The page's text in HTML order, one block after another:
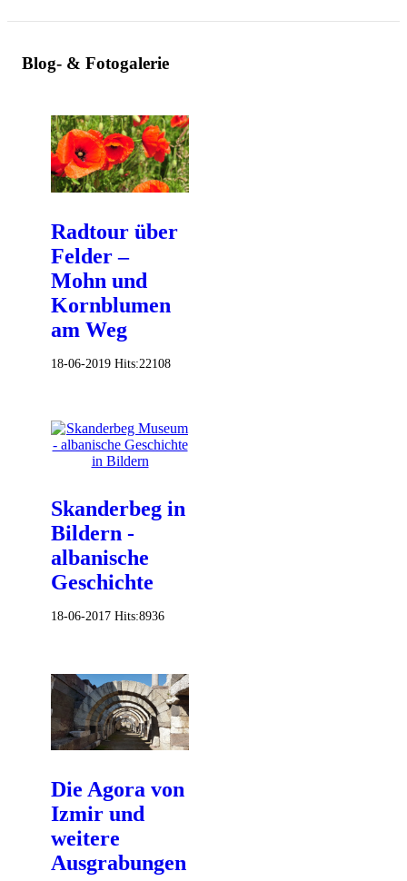
Blog- & Fotogalerie
Radtour über
Felder –
Mohn und
Kornblumen
am Weg
18-06-2019 Hits:22108
Skanderbeg in
Bildern -
albanische
Geschichte
18-06-2017 Hits:8936
Die Agora von
Izmir und
weitere
Ausgrabungen